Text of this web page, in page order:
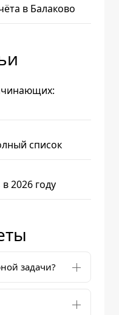
в Балаково
список
2026 году
задачи?